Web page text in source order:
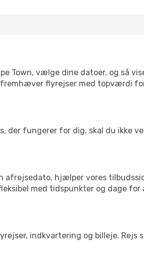
Town, vælge dine datoer, og så
flyrejser med topværdi
fungerer for dig, skal du ikke
afrejsedato, hjælper vores
med tidspunkter og dage for
indkvartering og billeje. Rejs